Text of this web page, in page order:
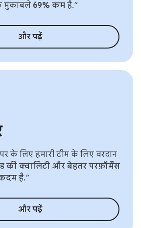
मुकाबले 69% कम है.”
और पढ़ें
के लिए हमारी टीम के लिए वरदान
की क्वालिटी और बेहतर परफ़ॉर्मेंस
है.”
और पढ़ें